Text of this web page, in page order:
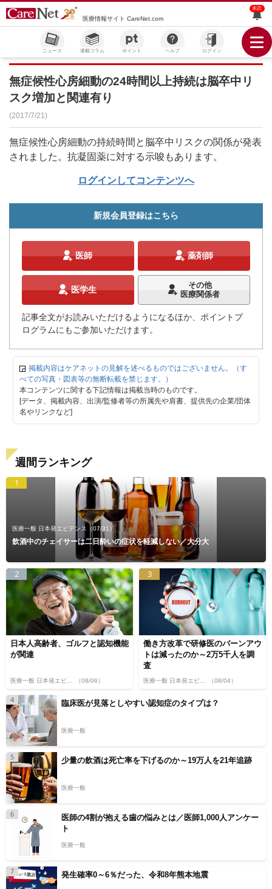
医療情報サイト CareNet.com
未読
ニュース 連載コラム ポイント ヘルプ ログイン
無症候性心房細動の24時間以上持続は脳卒中リ
スク増加と関連有り
(2017/7/21)
無症候性心房細動の持続時間と脳卒中リスクの関係が発表
されました。抗凝固薬に対する示唆もあります。
ログインしてコンテンツへ
新規会員登録はこちら
医師 薬剤師
医学生
その他
医療関係者
記事全文がお読みいただけるようになるほか、ポイントプ
ログラムにもご参加いただけます。
掲載内容はケアネットの見解を述べるものではございません。（す
べての写真・図表等の無断転載を禁じます。）
本コンテンツに関する下記情報は掲載当時のものです。
[データ、掲載内容、出演/監修者等の所属先や肩書、提供先の企業/団体
名やリンクなど]
週間ランキング
1
医療一般 日本発エビデンス （07/31）
飲酒中のチェイサーは二日酔いの症状を軽減しない／大分大
2
日本人高齢者、ゴルフと認知機能
が関連
（08/06）
3
働き方改革で研修医のバーンアウ
トは減ったのか～2万5千人を調
査
（08/04）
4 臨床医が見落としやすい認知症のタイプは？
医療一般
5 少量の飲酒は死亡率を下げるのか～19万人を21年追跡
医療一般
6
医師の4割が抱える歯の悩みとは／医師1,000人アンケー
ト
医療一般
7 発生確率0～6％だった、令和8年熊本地震